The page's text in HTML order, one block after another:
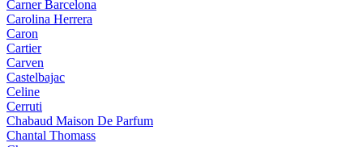
Carner Barcelona
Carolina Herrera
Caron
Cartier
Carven
Castelbajac
Celine
Cerruti
Chabaud Maison De Parfum
Chantal Thomass